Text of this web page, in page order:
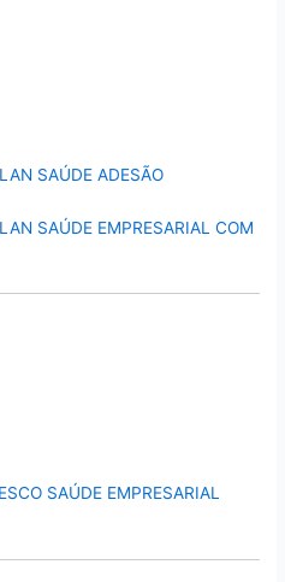
SAÚDE ADESÃO
SAÚDE EMPRESARIAL COM
SAÚDE EMPRESARIAL